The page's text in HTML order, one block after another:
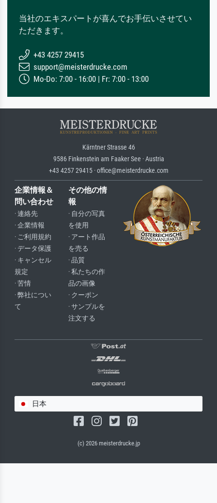
当社のエキスパートが喜んでお手伝いさせてい
ただきます。
+43 4257 29415
support@meisterdrucke.com
Mo-Do: 7:00 - 16:00 | Fr: 7:00 - 13:00
Kärntner Strasse 46
9586 Finkenstein am Faaker See · Austria
+43 4257 29415 · office@meisterdrucke.com
企業情報＆
問い合わせ
· 連絡先
· 企業情報
· ご利用規約
· データ保護
· キャンセル
規定
· 苦情
· 弊社につい
て
その他の情
報
· 自分の写真
を使用
· アート作品
を売る
· 品質
· 私たちの作
品の画像
· クーポン
· サンプルを
注文する
日本
(c) 2026 meisterdrucke.jp